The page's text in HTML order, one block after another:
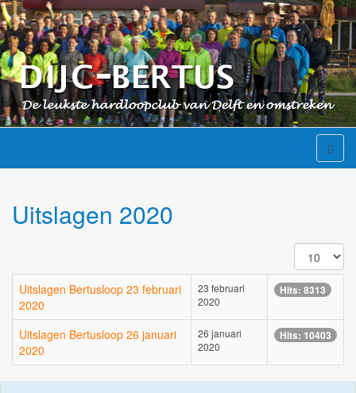
Uitslagen 2020
Toon
#
Uitslagen Bertusloop 23 februari
2020
23 februari
2020
Hits: 8313
Uitslagen Bertusloop 26 januari
2020
26 januari
2020
Hits: 10403